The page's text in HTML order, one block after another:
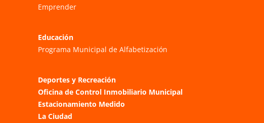
Emprender
Educación
Programa Municipal de Alfabetización
Deportes y Recreación
Oficina de Control Inmobiliario Municipal
Estacionamiento Medido
La Ciudad